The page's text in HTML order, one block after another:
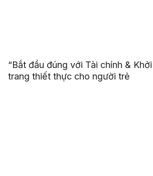
“Bắt đầu đúng với Tài chính &
trang thiết thực cho người trẻ